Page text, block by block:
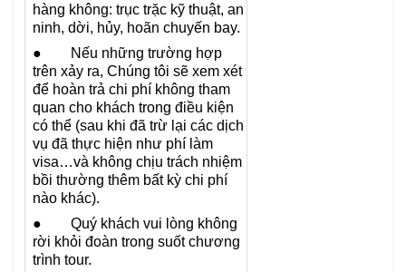
hàng không: trục trặc kỹ thuật, an
ninh, dời, hủy, hoãn chuyến bay.
● Nếu những trường hợp
trên xảy ra, Chúng tôi sẽ xem xét
để hoàn trả chi phí không tham
quan cho khách trong điều kiện
có thể (sau khi đã trừ lại các dịch
vụ đã thực hiện như phí làm
visa…và không chịu trách nhiệm
bồi thường thêm bất kỳ chi phí
nào khác).
● Quý khách vui lòng không
rời khỏi đoàn trong suốt chương
trình tour.